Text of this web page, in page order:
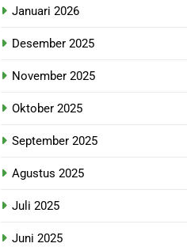
Januari 2026
Desember 2025
November 2025
Oktober 2025
September 2025
Agustus 2025
Juli 2025
Juni 2025